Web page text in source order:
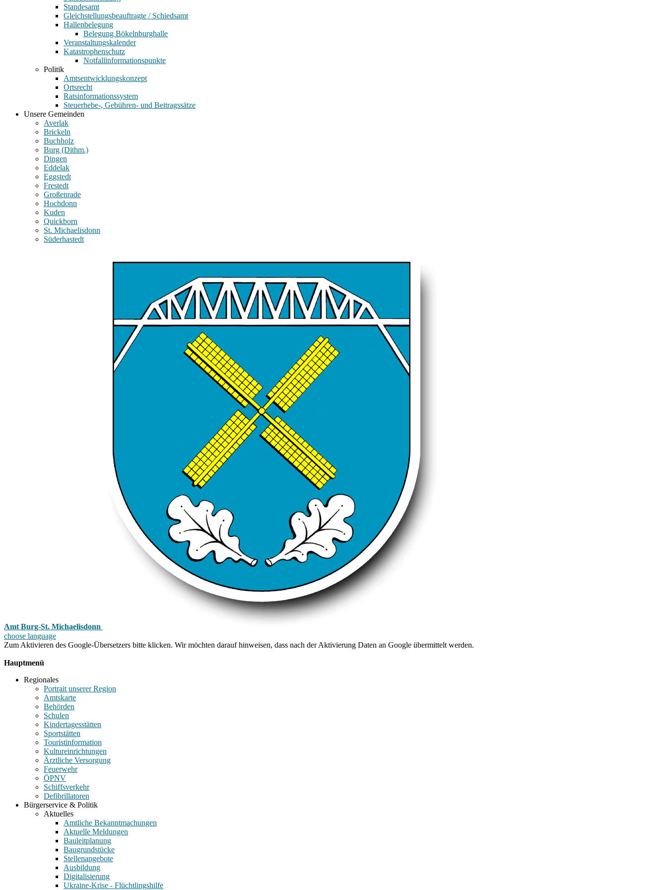
Standesamt
Gleichstellungsbeauftragte / Schiedsamt
Hallenbelegung
Belegung Bökelnburghalle
Veranstaltungskalender
Katastrophenschutz
Notfallinformationspunkte
Politik
Amtsentwicklungskonzept
Ortsrecht
Ratsinformationssystem
Steuerhebe-, Gebühren- und Beitragssätze
Unsere Gemeinden
Averlak
Brickeln
Buchholz
Burg (Dithm.)
Dingen
Eddelak
Eggstedt
Frestedt
Großenrade
Hochdonn
Kuden
Quickborn
St. Michaelisdonn
Süderhastedt
Amt Burg-St. Michaelisdonn
choose language
Zum Aktivieren des Google-Übersetzers bitte klicken. Wir möchten darauf hinweisen, dass nach der Aktivierung Daten an Google übermittelt werden.
Hauptmenü
Regionales
Portrait unserer Region
Amtskarte
Behörden
Schulen
Kindertagesstätten
Sportstätten
Touristinformation
Kultureinrichtungen
Ärztliche Versorgung
Feuerwehr
ÖPNV
Schiffsverkehr
Defibrillatoren
Bürgerservice & Politik
Aktuelles
Amtliche Bekanntmachungen
Aktuelle Meldungen
Bauleitplanung
Baugrundstücke
Stellenangebote
Ausbildung
Digitalisierung
Ukraine-Krise - Flüchtlingshilfe